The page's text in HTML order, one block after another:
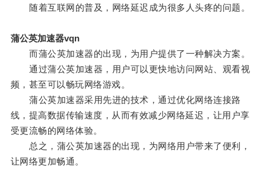
随着互联网的普及，网络延迟成为很多人头疼的问题。
蒲公英加速器vqn
而蒲公英加速器的出现，为用户提供了一种解决方案。
通过蒲公英加速器，用户可以更快地访问网站、观看视
频，甚至可以畅玩网络游戏。
蒲公英加速器采用先进的技术，通过优化网络连接路
线，提高数据传输速度，从而有效减少网络延迟，让用户享
受更流畅的网络体验。
总之，蒲公英加速器的出现，为网络用户带来了便利，
让网络更加畅通。